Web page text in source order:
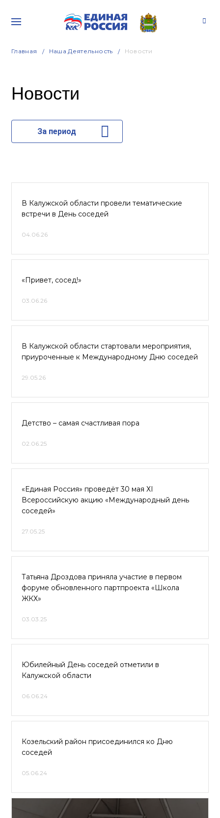
Главная Наша Деятельность Новости
Новости
За период
В Калужской области провели тематические
встречи в День соседей
04.06.26
«Привет, сосед!»
03.06.26
В Калужской области стартовали мероприятия,
приуроченные к Международному Дню соседей
29.05.26
Детство – самая счастливая пора
02.06.25
«Единая Россия» проведёт 30 мая ХI
Всероссийскую акцию «Международный день
соседей»
27.05.25
Татьяна Дроздова приняла участие в первом
форуме обновленного партпроекта «Школа
ЖКХ»
03.03.25
Юбилейный День соседей отметили в
Калужской области
06.06.24
Козельский район присоединился ко Дню
соседей
05.06.24